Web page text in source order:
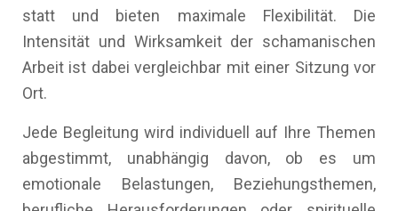
statt und bieten maximale Flexibilität. Die
Intensität und Wirksamkeit der schamanischen
Arbeit ist dabei vergleichbar mit einer Sitzung vor
Ort.
Jede Begleitung wird individuell auf Ihre Themen
abgestimmt, unabhängig davon, ob es um
emotionale Belastungen, Beziehungsthemen,